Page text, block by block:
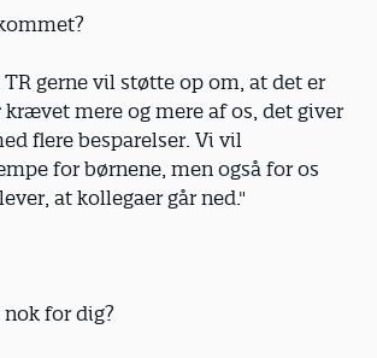
gerne vil støtte op om, at det er
mere og mere af os, det giver
flere besparelser. Vi vil
for børnene, men også for os
at kollegaer går ned."
for dig?